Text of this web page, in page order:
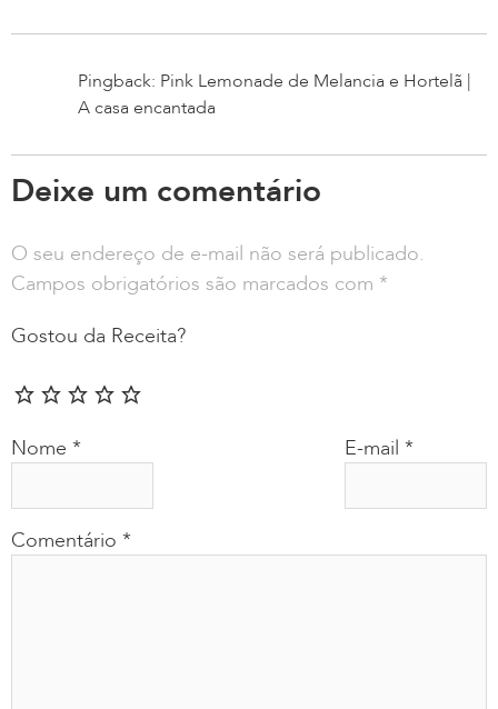
Pingback: Pink Lemonade de Melancia e Hortelã |
A casa encantada
Deixe um comentário
O seu endereço de e-mail não será publicado.
Campos obrigatórios são marcados com *
Gostou da Receita?
Comentário *
Nome * E-mail *